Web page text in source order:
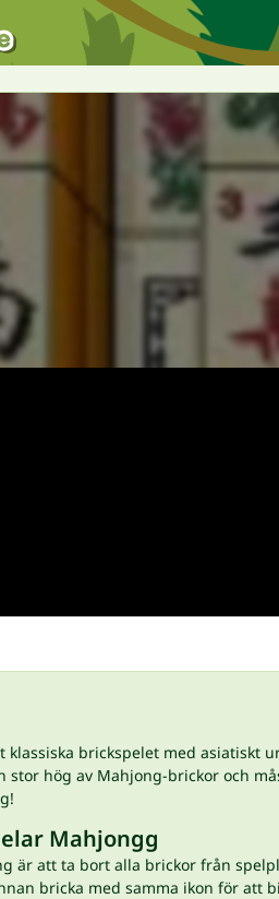
klassiska brickspelet med asiatiskt
stor hög av Mahjong-brickor och
Mahjongg
är att ta bort alla brickor från
bricka med samma ikon för att